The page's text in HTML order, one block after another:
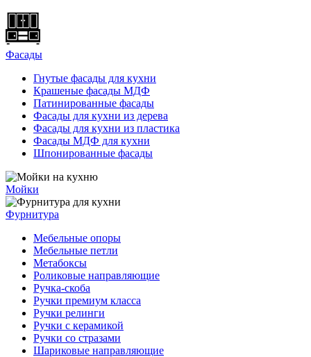
Фасады
Гнутые фасады для кухни
Крашеные фасады МДФ
Патинированные фасады
Фасады для кухни из дерева
Фасады для кухни из пластика
Фасады МДФ для кухни
Шпонированные фасады
Мойки
Фурнитура
Мебельные опоры
Мебельные петли
Метабоксы
Роликовые направляющие
Ручка-скоба
Ручки премиум класса
Ручки релинги
Ручки с керамикой
Ручки со стразами
Шариковые направляющие